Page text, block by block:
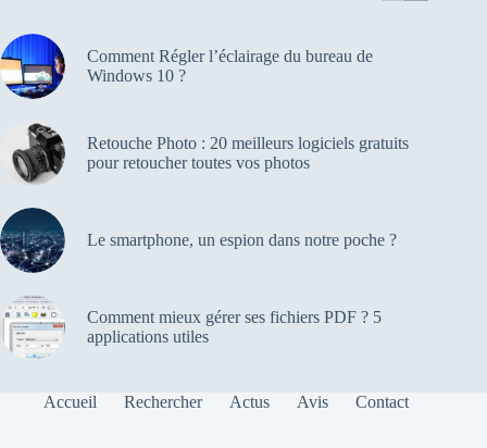
Comment Régler l’éclairage du bureau de
Windows 10 ?
Retouche Photo : 20 meilleurs logiciels gratuits
pour retoucher toutes vos photos
Le smartphone, un espion dans notre poche ?
Comment mieux gérer ses fichiers PDF ? 5
applications utiles
Accueil Rechercher Actus Avis Contact